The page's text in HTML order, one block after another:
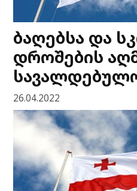
ბაღებსა და
დროშების
26.04.2022